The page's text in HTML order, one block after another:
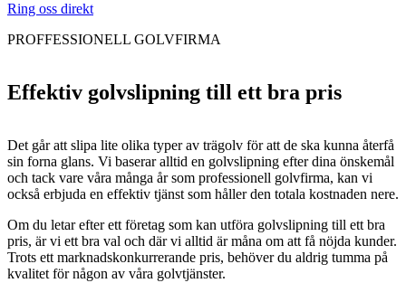
Ring oss direkt
Effektiv golvslipning till ett bra pris
Det går att slipa lite olika typer av trägolv för att de ska kunna återfå
sin forna glans. Vi baserar alltid en golvslipning efter dina önskemål
och tack vare våra många år som professionell golvfirma, kan vi
också erbjuda en effektiv tjänst som håller den totala kostnaden nere.
Om du letar efter ett företag som kan utföra golvslipning till ett bra
pris, är vi ett bra val och där vi alltid är måna om att få nöjda kunder.
Trots ett marknadskonkurrerande pris, behöver du aldrig tumma på
kvalitet för någon av våra golvtjänster.
PROFFESSIONELL GOLVFIRMA